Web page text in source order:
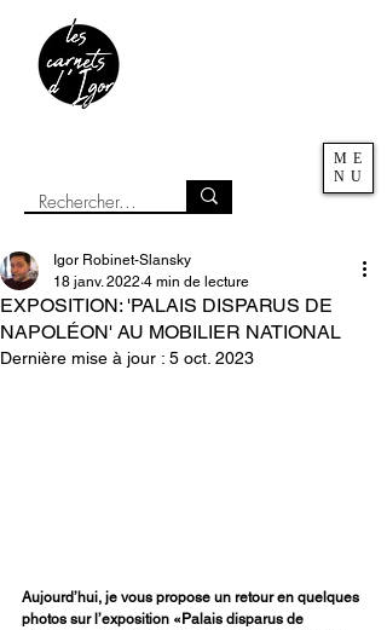
ME
NU
EXPOSITION: 'PALAIS DISPARUS DE
NAPOLÉON' AU MOBILIER NATIONAL
Igor Robinet-Slansky
18 janv. 2022 4 min de lecture
Dernière mise à jour : 5 oct. 2023
Aujourd’hui, je vous propose un retour en quelques
photos sur l’exposition «Palais disparus de